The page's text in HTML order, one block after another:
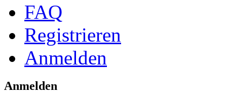
FAQ
Registrieren
Anmelden
Anmelden